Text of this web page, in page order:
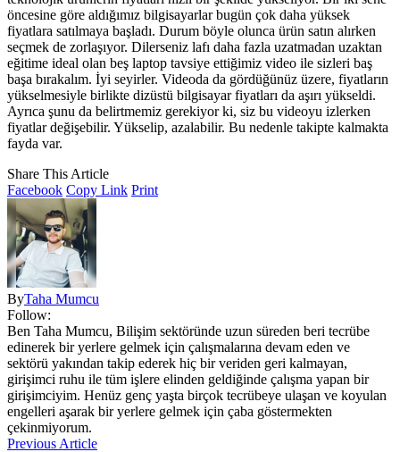
öncesine göre aldığımız bilgisayarlar bugün çok daha yüksek
fiyatlara satılmaya başladı. Durum böyle olunca ürün satın alırken
seçmek de zorlaşıyor. Dilerseniz lafı daha fazla uzatmadan uzaktan
eğitime ideal olan beş laptop tavsiye ettiğimiz video ile sizleri baş
başa bırakalım. İyi seyirler. Videoda da gördüğünüz üzere, fiyatların
yükselmesiyle birlikte dizüstü bilgisayar fiyatları da aşırı yükseldi.
Ayrıca şunu da belirtmemiz gerekiyor ki, siz bu videoyu izlerken
fiyatlar değişebilir. Yükselip, azalabilir. Bu nedenle takipte kalmakta
fayda var.
Share This Article
Facebook Copy Link Print
ByTaha Mumcu
Follow:
Ben Taha Mumcu, Bilişim sektöründe uzun süreden beri tecrübe
edinerek bir yerlere gelmek için çalışmalarına devam eden ve
sektörü yakından takip ederek hiç bir veriden geri kalmayan,
girişimci ruhu ile tüm işlere elinden geldiğinde çalışma yapan bir
girişimciyim. Henüz genç yaşta birçok tecrübeye ulaşan ve koyulan
engelleri aşarak bir yerlere gelmek için çaba göstermekten
çekinmiyorum.
Previous Article